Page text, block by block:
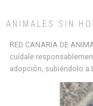
ANIMALES SIN
RED CANARIA DE
cuídale
adopción, subiéndolo a